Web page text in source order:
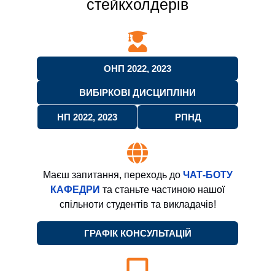
стейкхолдерів
ОНП 2022, 2023
ВИБІРКОВІ ДИСЦИПЛІНИ
НП 2022, 2023 РПНД
Маєш запитання, переходь до ЧАТ-БОТУ
КАФЕДРИ та станьте частиною нашої
спільноти студентів та викладачів!
ГРАФІК КОНСУЛЬТАЦІЙ